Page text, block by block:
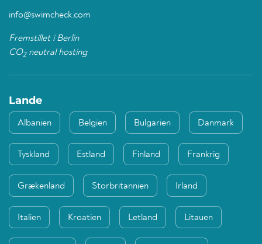
info@swimcheck.com
Fremstillet i Berlin
CO2neutral hosting
Lande
Albanien Belgien Bulgarien Danmark
Tyskland Estland Finland Frankrig
Grækenland Storbritannien Irland
Italien Kroatien Letland Litauen